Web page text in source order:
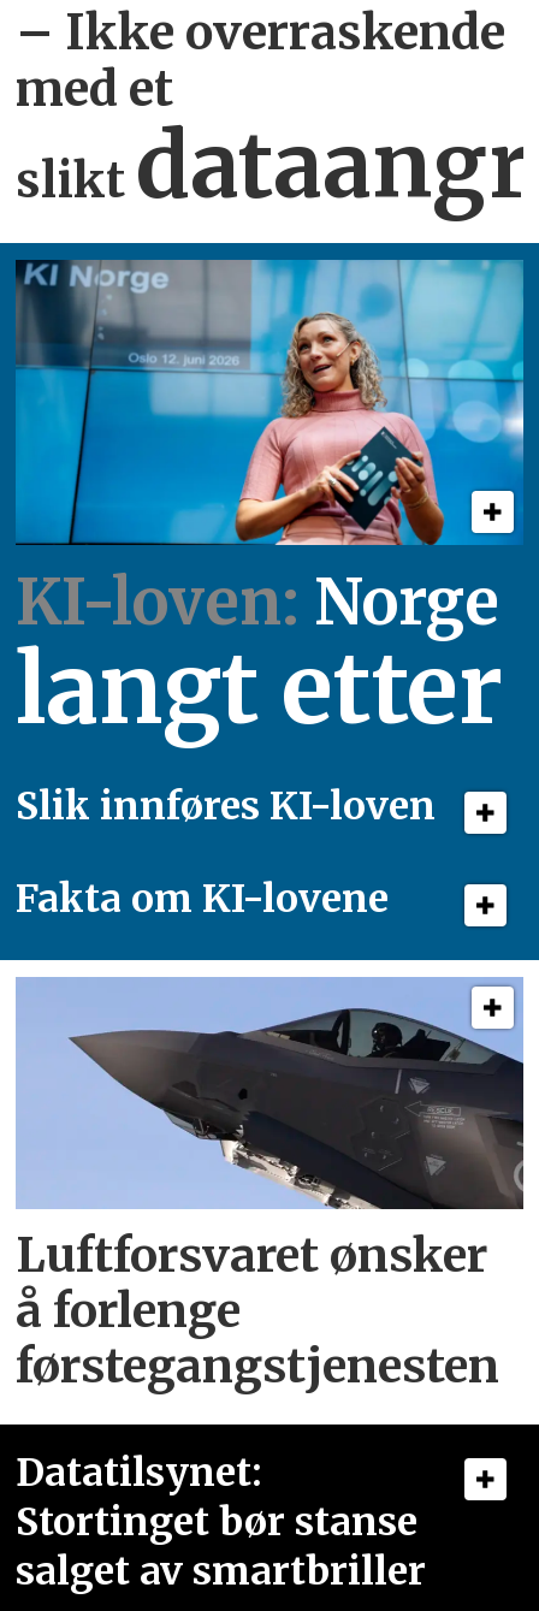
– Ikke overraskende
med et
slikt
KI-loven: Norge
langt etter
Slik innføres KI-loven
Fakta om KI-lovene
Luftforsvaret ønsker
å forlenge
førstegangstjenesten
Datatilsynet:
Stortinget bør stanse
salget av smartbriller